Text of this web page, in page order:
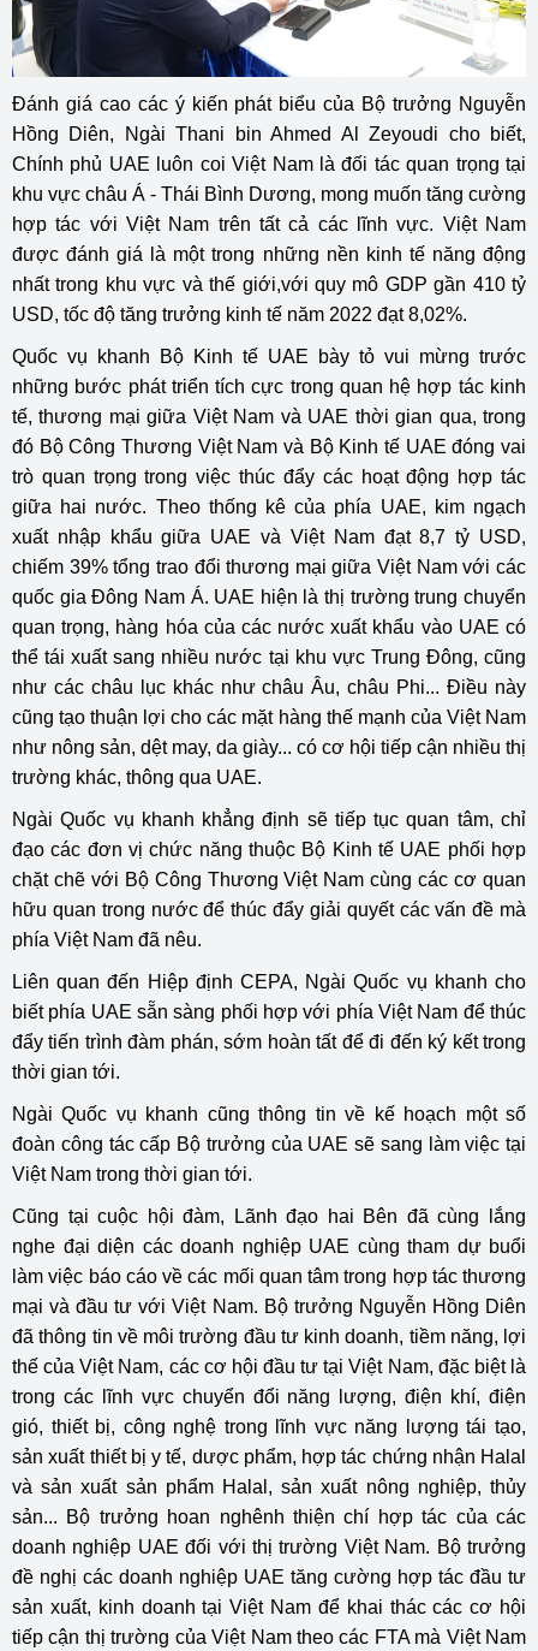
Đánh giá cao các ý kiến phát biểu của Bộ trưởng Nguyễn
Hồng Diên, Ngài Thani bin Ahmed Al Zeyoudi cho biết,
Chính phủ UAE luôn coi Việt Nam là đối tác quan trọng tại
khu vực châu Á - Thái Bình Dương, mong muốn tăng cường
hợp tác với Việt Nam trên tất cả các lĩnh vực. Việt Nam
được đánh giá là một trong những nền kinh tế năng động
nhất trong khu vực và thế giới,với quy mô GDP gần 410 tỷ
USD, tốc độ tăng trưởng kinh tế năm 2022 đạt 8,02%.
Quốc vụ khanh Bộ Kinh tế UAE bày tỏ vui mừng trước
những bước phát triển tích cực trong quan hệ hợp tác kinh
tế, thương mại giữa Việt Nam và UAE thời gian qua, trong
đó Bộ Công Thương Việt Nam và Bộ Kinh tế UAE đóng vai
trò quan trọng trong việc thúc đẩy các hoạt động hợp tác
giữa hai nước. Theo thống kê của phía UAE, kim ngạch
xuất nhập khẩu giữa UAE và Việt Nam đạt 8,7 tỷ USD,
chiếm 39% tổng trao đổi thương mại giữa Việt Nam với các
quốc gia Đông Nam Á. UAE hiện là thị trường trung chuyển
quan trọng, hàng hóa của các nước xuất khẩu vào UAE có
thể tái xuất sang nhiều nước tại khu vực Trung Đông, cũng
như các châu lục khác như châu Âu, châu Phi... Điều này
cũng tạo thuận lợi cho các mặt hàng thế mạnh của Việt Nam
như nông sản, dệt may, da giày... có cơ hội tiếp cận nhiều thị
trường khác, thông qua UAE.
Ngài Quốc vụ khanh khẳng định sẽ tiếp tục quan tâm, chỉ
đạo các đơn vị chức năng thuộc Bộ Kinh tế UAE phối hợp
chặt chẽ với Bộ Công Thương Việt Nam cùng các cơ quan
hữu quan trong nước để thúc đẩy giải quyết các vấn đề mà
phía Việt Nam đã nêu.
Liên quan đến Hiệp định CEPA, Ngài Quốc vụ khanh cho
biết phía UAE sẵn sàng phối hợp với phía Việt Nam để thúc
đẩy tiến trình đàm phán, sớm hoàn tất để đi đến ký kết trong
thời gian tới.
Ngài Quốc vụ khanh cũng thông tin về kế hoạch một số
đoàn công tác cấp Bộ trưởng của UAE sẽ sang làm việc tại
Việt Nam trong thời gian tới.
Cũng tại cuộc hội đàm, Lãnh đạo hai Bên đã cùng lắng
nghe đại diện các doanh nghiệp UAE cùng tham dự buổi
làm việc báo cáo về các mối quan tâm trong hợp tác thương
mại và đầu tư với Việt Nam. Bộ trưởng Nguyễn Hồng Diên
đã thông tin về môi trường đầu tư kinh doanh, tiềm năng, lợi
thế của Việt Nam, các cơ hội đầu tư tại Việt Nam, đặc biệt là
trong các lĩnh vực chuyển đổi năng lượng, điện khí, điện
gió, thiết bị, công nghệ trong lĩnh vực năng lượng tái tạo,
sản xuất thiết bị y tế, dược phẩm, hợp tác chứng nhận Halal
và sản xuất sản phẩm Halal, sản xuất nông nghiệp, thủy
sản... Bộ trưởng hoan nghênh thiện chí hợp tác của các
doanh nghiệp UAE đối với thị trường Việt Nam. Bộ trưởng
đề nghị các doanh nghiệp UAE tăng cường hợp tác đầu tư
sản xuất, kinh doanh tại Việt Nam để khai thác các cơ hội
tiếp cận thị trường của Việt Nam theo các FTA mà Việt Nam